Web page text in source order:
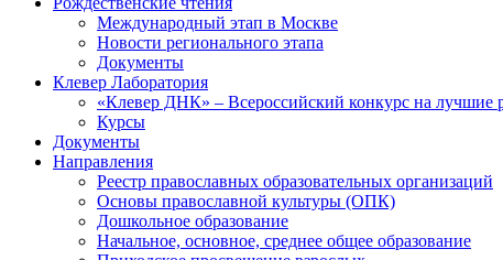
Международный этап в Москве
Новости регионального этапа
Документы
Клевер Лаборатория
«Клевер ДНК» – Всероссийский конкурс на лучшие
Курсы
Документы
Направления
Реестр православных образовательных организаций
Основы православной культуры (ОПК)
Дошкольное образование
Начальное, основное, среднее общее образование